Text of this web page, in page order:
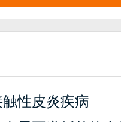
性皮炎疾病